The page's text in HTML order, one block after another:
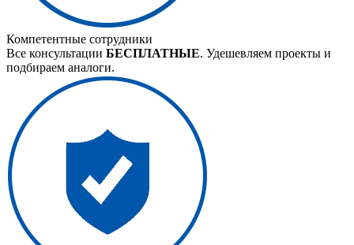
Компетентные сотрудники
Все консультации БЕСПЛАТНЫЕ. Удешевляем проекты и
подбираем аналоги.